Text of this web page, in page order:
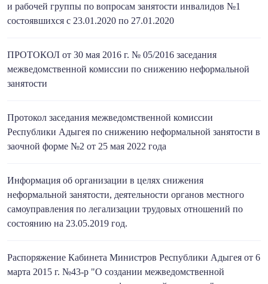
и рабочей группы по вопросам занятости инвалидов №1
состоявшихся с 23.01.2020 по 27.01.2020
ПРОТОКОЛ от 30 мая 2016 г. № 05/2016 заседания
межведомственной комиссии по снижению неформальной
занятости
Протокол заседания межведомственной комиссии
Республики Адыгея по снижению неформальной занятости в
заочной форме №2 от 25 мая 2022 года
Информация об организации в целях снижения
неформальной занятости, деятельности органов местного
самоуправления по легализации трудовых отношений по
состоянию на 23.05.2019 год.
Распоряжение Кабинета Министров Республики Адыгея от 6
марта 2015 г. №43-р "О создании межведомственной